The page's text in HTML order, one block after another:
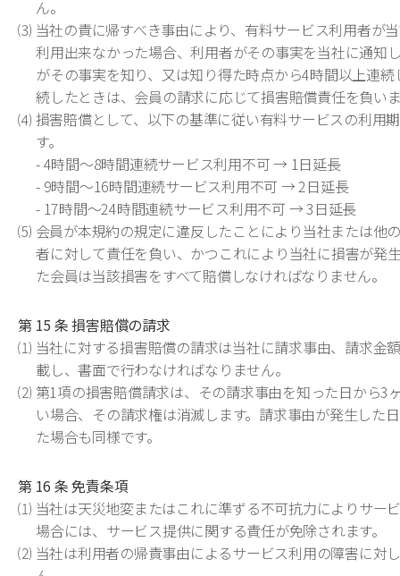
ん。
⑶ 当社の責に帰すべき事由により、有料サービス利用者が
利用出来なかった場合、利用者がその事実を当社に通知
がその事実を知り、又は知り得た時点から4時間以上連
続したときは、会員の請求に応じて損害賠償責任を負い
⑷ 損害賠償として、以下の基準に従い有料サービスの利用
す。
- 4時間～8時間連続サービス利用不可 → 1日延長
- 9時間～16時間連続サービス利用不可 → 2日延長
- 17時間～24時間連続サービス利用不可 → 3日延長
⑸ 会員が本規約の規定に違反したことにより当社または他
者に対して責任を負い、かつこれにより当社に損害が発
た会員は当該損害をすべて賠償しなければなりません。
第 15 条 損害賠償の請求
⑴ 当社に対する損害賠償の請求は当社に請求事由、請求金
載し、書面で行わなければなりません。
⑵ 第1項の損害賠償請求は、その請求事由を知った日から3
い場合、その請求権は消滅します。請求事由が発生した
た場合も同様です。
第 16 条 免責条項
⑴ 当社は天災地変またはこれに準ずる不可抗力によりサー
場合には、サービス提供に関する責任が免除されます。
⑵ 当社は利用者の帰責事由によるサービス利用の障害に対